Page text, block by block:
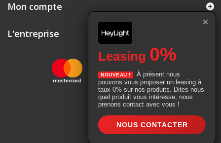
Mon compte
L'entreprise
© 2026 - Service Machines Colloud SA |
×
Leasing 0%
NOUVEAU !
À présent nous
pouvons vous proposer un leasing à
taux 0% sur nos produits. Dites-nous
quel produit vous intéresse, nous
prenons contact avec vous !
NOUS CONTACTER